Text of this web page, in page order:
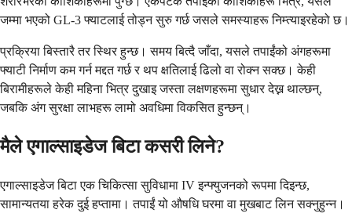
जम्मा भएको GL-3 फ्याटलाई तोड्न सुरु गर्छ जसले समस्याहरू निम्त्याइरहेको छ।
प्रक्रिया बिस्तारै तर स्थिर हुन्छ। समय बित्दै जाँदा, यसले तपाईंको अंगहरूमा
फ्याटी निर्माण कम गर्न मद्दत गर्छ र थप क्षतिलाई ढिलो वा रोक्न सक्छ। केही
बिरामीहरूले केही महिना भित्र दुखाइ जस्ता लक्षणहरूमा सुधार देख्न थाल्छन्,
जबकि अंग सुरक्षा लाभहरू लामो अवधिमा विकसित हुन्छन्।
मैले एगाल्साइडेज बिटा कसरी लिने?
एगाल्साइडेज बिटा एक चिकित्सा सुविधामा IV इन्फ्युजनको रूपमा दिइन्छ,
सामान्यतया हरेक दुई हप्तामा। तपाईं यो औषधि घरमा वा मुखबाट लिन सक्नुहुन्न।